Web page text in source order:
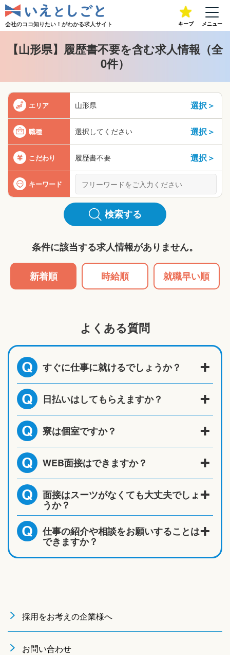
会社のココ知りたい！がわかる求人サイト キープ メニュー
【山形県】履歴書不要を含む求人情報（全
0件）
エリア 山形県 選択＞
職種 選択してください 選択＞
こだわり 履歴書不要 選択＞
キーワード
検索する
条件に該当する求人情報がありません。
新着順 時給順 就職早い順
よくある質問
Q すぐに仕事に就けるでしょうか？
Q 日払いはしてもらえますか？
Q 寮は個室ですか？
Q WEB面接はできますか？
Q 面接はスーツがなくても大丈夫でしょ
うか？
Q 仕事の紹介や相談をお願いすることは
できますか？
採用をお考えの企業様へ
お問い合わせ